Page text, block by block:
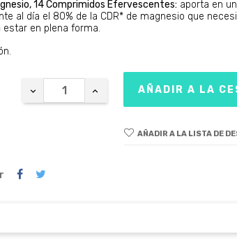
14 Comprimidos Efervescentes: aporta en
al día el 80% de la CDR* de magnesio que
estar en plena forma.
AÑADIR A LA
AÑADIR A LA LISTA DE